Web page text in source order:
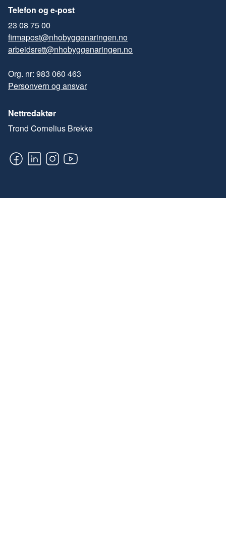
Telefon og e-post
23 08 75 00
firmapost@nhobyggenaringen.no
arbeidsrett@nhobyggenaringen.no
Org. nr: 983 060 463
Personvern og ansvar
Nettredaktør
Trond Cornelius Brekke